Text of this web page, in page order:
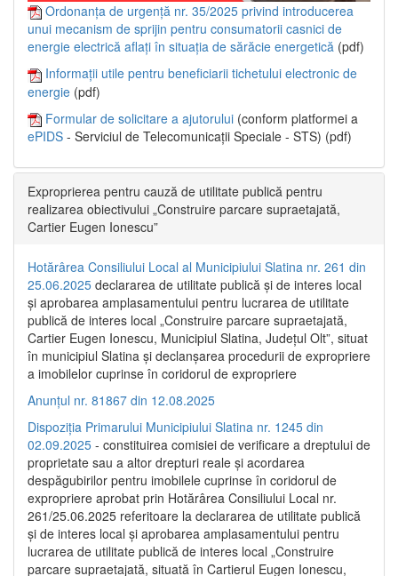
Ordonanța de urgență nr. 35/2025 privind introducerea
unui mecanism de sprijin pentru consumatorii casnici de
energie electrică aflați în situația de sărăcie energetică (pdf)
Informații utile pentru beneficiarii tichetului electronic de
energie (pdf)
Formular de solicitare a ajutorului (conform platformei a
ePIDS - Serviciul de Telecomunicații Speciale - STS) (pdf)
Exproprierea pentru cauză de utilitate publică pentru
realizarea obiectivului „Construire parcare supraetajată,
Cartier Eugen Ionescu”
Hotărârea Consiliului Local al Municipiului Slatina nr. 261 din
25.06.2025 declararea de utilitate publică și de interes local
și aprobarea amplasamentului pentru lucrarea de utilitate
publică de interes local „Construire parcare supraetajată,
Cartier Eugen Ionescu, Municipiul Slatina, Județul Olt”, situat
în municipiul Slatina și declanșarea procedurii de expropriere
a imobilelor cuprinse în coridorul de expropriere
Anunțul nr. 81867 din 12.08.2025
Dispoziția Primarului Municipiului Slatina nr. 1245 din
02.09.2025 - constituirea comisiei de verificare a dreptului de
proprietate sau a altor drepturi reale și acordarea
despăgubirilor pentru imobilele cuprinse în coridorul de
expropriere aprobat prin Hotărârea Consiliului Local nr.
261/25.06.2025 referitoare la declararea de utilitate publică
și de interes local și aprobarea amplasamentului pentru
lucrarea de utilitate publică de interes local „Construire
parcare supraetajată, situată în Cartierul Eugen Ionescu,